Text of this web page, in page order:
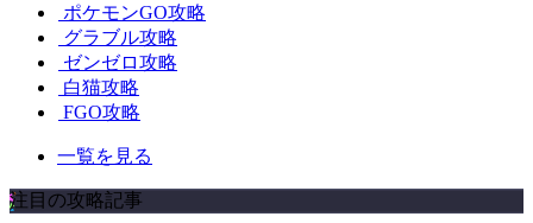
ポケモンGO攻略
グラブル攻略
ゼンゼロ攻略
白猫攻略
FGO攻略
一覧を見る
注目の攻略記事